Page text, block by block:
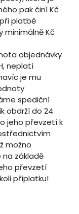
pak činí Kč
platbě
minimálně Kč
objednávky
neplatí
je mu
spediční
obdrží do 24
jeho převzetí k
možno
na základě
převzetí
příplatku!